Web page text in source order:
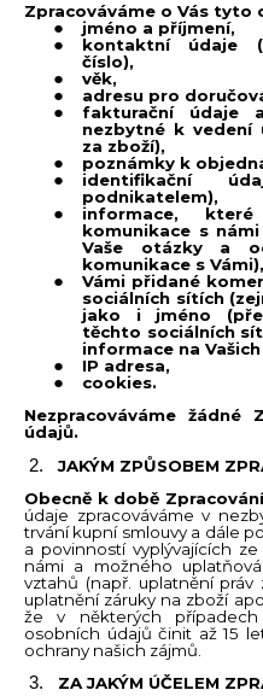
Zpracováváme o Vás tyto
jméno a příjmení,
kontaktní údaje
číslo),
věk,
adresu pro
fakturační údaje
nezbytné k vedení
za zboží),
poznámky k
identifikační
podnikatelem),
informace,
komunikace s
Vaše otázky a
komunikace s Vámi),
Vámi přidané
sociálních sítích
jako i jméno
těchto sociálních
informace na
IP adresa,
cookies.
Nezpracováváme žádné
údajů.
JAKÝM ZPŮSOBEM
Obecně k době
údaje zpracováváme v
trvání kupní smlouvy a dále
a povinností vyplývajících
námi a možného
vztahů (např. uplatnění práv
uplatnění záruky na zboží
že v některých
osobních údajů činit až 15
ochrany našich zájmů.
ZA JAKÝM ÚČELEM